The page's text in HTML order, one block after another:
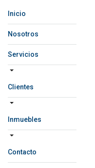
Inicio
Nosotros
Servicios
Clientes
Inmuebles
Contacto